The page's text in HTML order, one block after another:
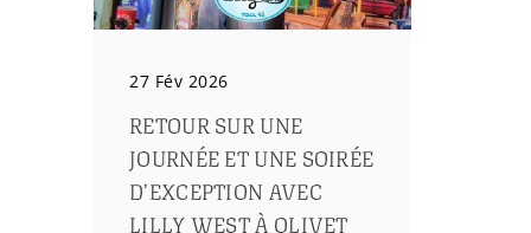
27 Fév 2026
RETOUR SUR UNE
JOURNÉE ET UNE SOIRÉE
D’EXCEPTION AVEC
LILLY WEST À OLIVET